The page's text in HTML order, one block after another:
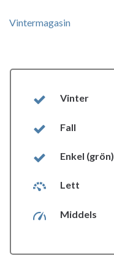
Vintermagasin
Vinter
Fall
Enkel (grön)
Lett
Middels